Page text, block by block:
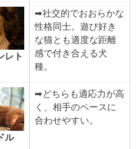
レト
➡社交的でおおらかな
性格同士。遊び好き
な猫とも適度な距離
感で付き合える犬
種。
ル
➡どちらも適応力が高
く、相手のペースに
合わせやすい。